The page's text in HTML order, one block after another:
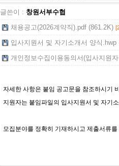
글쓴이 : 창원서부수협
채용공고(2026계약직).pdf (861.2K)
입사지원서 및 자기소개서 양식.hwp
개인정보수집이용동의서(입사지원
자세한 사항은 붙임 공고문을 참조하시기
지원자는 붙임파일의 입사지원서 및 자기
모집분야를 정확히 기재하시고 제출서류